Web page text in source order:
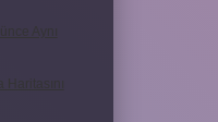
Aynı